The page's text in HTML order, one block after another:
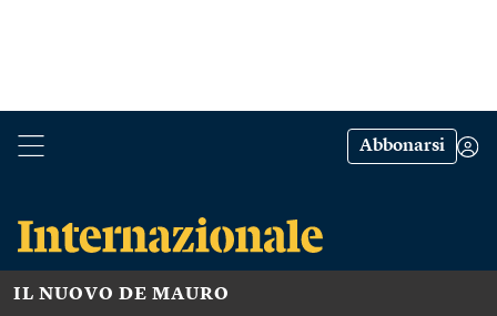
Abbonarsi
IL NUOVO DE MAURO